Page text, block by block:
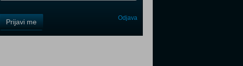
Field
One
Prijavi me Odjava